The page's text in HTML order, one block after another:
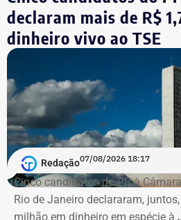
garantiu a participação dos dois
que o mérito da questão seja
Segundo as investigações, a
combustível quase pronto, mas
matéria-prima e simulava uma
unidade fantasma de
A Polícia Federal indica que a
fachada para não pagar o ICMS
combustível ao país. Com a Refit
pagamentos de impostos, a
declaram mais de R$
dinheiro vivo ao TSE
Redação07/08/2026 18:17
Cinco candidatos do PP à
Rio de Janeiro declararam,
milhão em dinheiro em espécie à